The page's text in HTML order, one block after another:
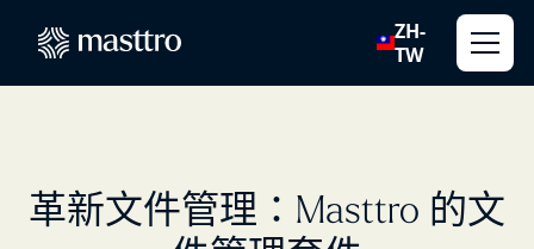
ZH-
TW
革新文件管理：Masttro 的文